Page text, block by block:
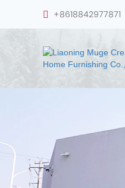
+8618842977871